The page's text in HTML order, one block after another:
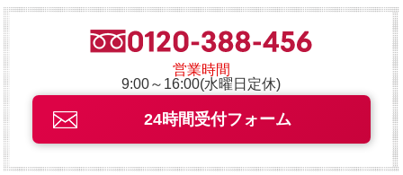
営業時間
9:00～16:00(水曜日定休)
24時間受付フォーム